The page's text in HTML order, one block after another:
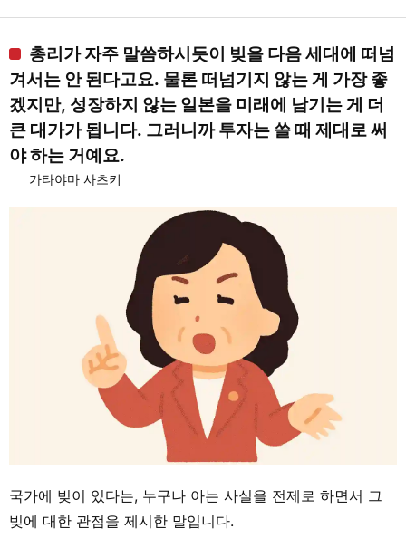
총리가 자주 말씀하시듯이 빚을 다음 세대에 떠넘
겨서는 안 된다고요. 물론 떠넘기지 않는 게 가장 좋
겠지만, 성장하지 않는 일본을 미래에 남기는 게 더
큰 대가가 됩니다. 그러니까 투자는 쓸 때 제대로 써
야 하는 거예요.
가타야마 사츠키
국가에 빚이 있다는, 누구나 아는 사실을 전제로 하면서 그
빚에 대한 관점을 제시한 말입니다.